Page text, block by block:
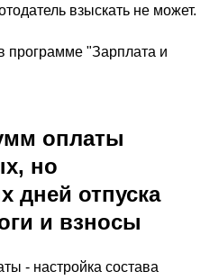
взыскать не может.
программе "Зарплата и
оплаты
но
дней отпуска
и взносы
- настройка состава